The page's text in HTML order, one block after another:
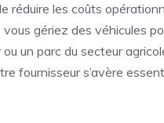
les coûts
gériez des véhicules
un parc du secteur
fournisseur s’avère